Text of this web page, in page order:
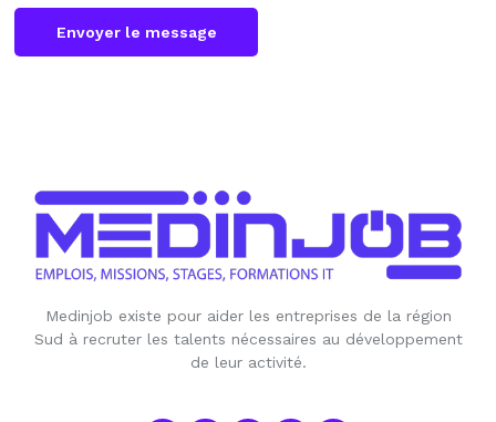
Envoyer le message
Medinjob existe pour aider les entreprises de la région
Sud à recruter les talents nécessaires au développement
de leur activité.